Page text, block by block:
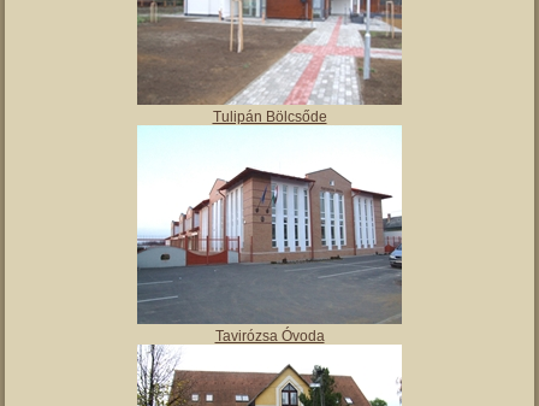
Tulipán Bölcsőde
Tavirózsa Óvoda